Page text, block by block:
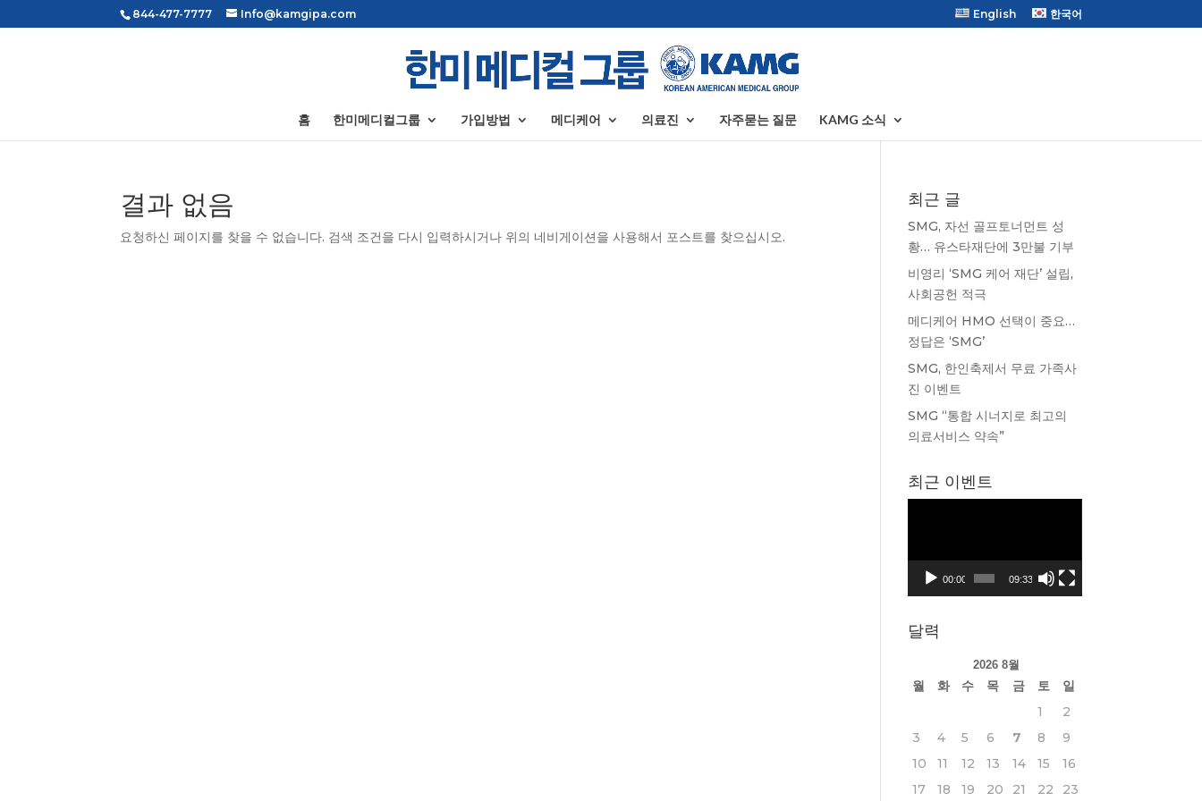
844-477-7777 Info@kamgipa.com English 한국어
홈 한미메디컬그룹 가입방법 메디케어 의료진 자주묻는 질문 KAMG 소식
결과 없음
요청하신 페이지를 찾을 수 없습니다. 검색 조건을 다시 입력하시거나 위의 네비게이션을 사용해서 포스트를 찾으십시오.
최근 글
SMG, 자선 골프토너먼트 성
황… 유스타재단에 3만불 기부
비영리 ‘SMG 케어 재단’ 설립,
사회공헌 적극
메디케어 HMO 선택이 중요…
정답은 ‘SMG’
SMG, 한인축제서 무료 가족사
진 이벤트
SMG “통합 시너지로 최고의
의료서비스 약속”
최근 이벤트
어
00:00 09:33
달력
2026 8월
월 화 수 목 금 토
일
1
2
3
4 5 6 7 8
9
10
11 12 13 14 15
16
17
18 19 20 21 22 23